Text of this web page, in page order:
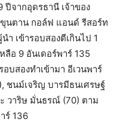
จากอุดรธานี เจ้าของ
นตาน กอล์ฟ แอนด์​ รีสอร์ท
ำ เข้ารอบสองตีเกินไป 1
ลือ 9 อันเดอร์พาร์ 135
บสองทำเข้ามา อีเวนพาร์
ชนม์เจริญ บารมีธนเศรษฐ์
วาริษ มั่นธรณ์ (70) ตาม
ร์ 136